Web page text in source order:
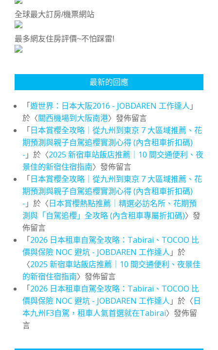
全球最大訂房/機票網站
最多網友住房評價~不怕踩雷!
最新的回應
「遊世界：日本大阪2016 - JOBDAREN 工作達人 」
於〈關西機場到大阪南港〉發佈留言
「日本賞櫻全攻略｜從九州到東京 7 大區域推薦、花
期預測與親子自駕追櫻實測心得 (內含租車折扣碼)
- 」於〈2025 新宿車站飯店推薦｜10 間交通便利、夜
景佳的新宿住宿指南〉發佈留言
「日本賞櫻全攻略｜從九州到東京 7 大區域推薦、花
期預測與親子自駕追櫻實測心得 (內含租車折扣碼)
- 」於〈日本賞櫻熱點推薦｜精選必訪名所、花期預
測與「自駕追櫻」全攻略 (內含租車專屬折扣碼)〉發
佈留言
「2026 日本租車自駕全攻略：Tabirai、TOCOO 比
價與保險 NOC 避坑 - JOBDAREN 工作達人 」於
〈2025 新宿車站飯店推薦｜10 間交通便利、夜景佳
的新宿住宿指南〉發佈留言
「2026 日本租車自駕全攻略：Tabirai、TOCOO 比
價與保險 NOC 避坑 - JOBDAREN 工作達人 」於〈日
本九州F3自駕，租車人氣首選就在Tabirai〉發佈留
言